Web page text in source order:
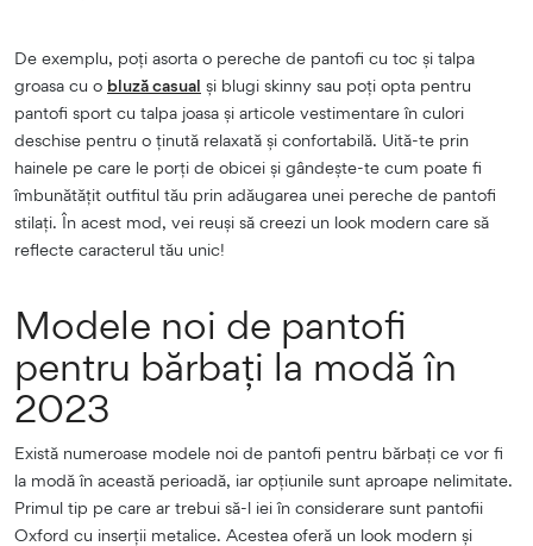
De exemplu, poți asorta o pereche de pantofi cu toc și talpa
groasa cu o bluză casual și blugi skinny sau poți opta pentru
pantofi sport cu talpa joasa și articole vestimentare în culori
deschise pentru o ținută relaxată și confortabilă. Uită-te prin
hainele pe care le porți de obicei și gândește-te cum poate fi
îmbunătățit outfitul tău prin adăugarea unei pereche de pantofi
stilați. În acest mod, vei reuși să creezi un look modern care să
reflecte caracterul tău unic!
Modele noi de pantofi
pentru bărbați la modă în
2023
Există numeroase modele noi de pantofi pentru bărbați ce vor fi
la modă în această perioadă, iar opțiunile sunt aproape nelimitate.
Primul tip pe care ar trebui să-l iei în considerare sunt pantofii
Oxford cu inserții metalice. Acestea oferă un look modern și